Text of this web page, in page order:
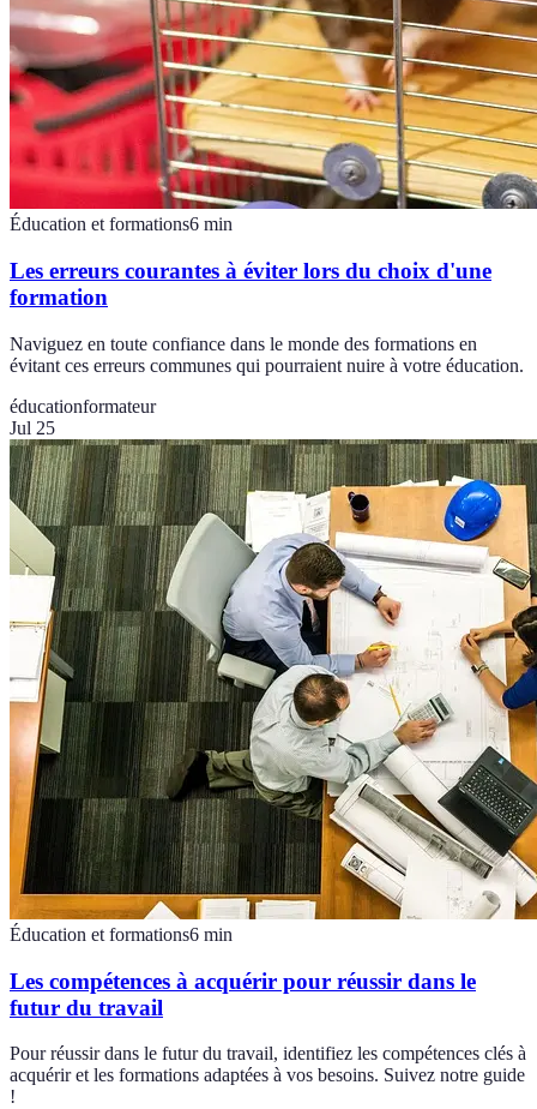
Éducation et formations6 min
Les erreurs courantes à éviter lors du choix d'une
formation
Naviguez en toute confiance dans le monde des formations en
évitant ces erreurs communes qui pourraient nuire à votre éducation.
éducationformateur
Jul 25
Éducation et formations6 min
Les compétences à acquérir pour réussir dans le
futur du travail
Pour réussir dans le futur du travail, identifiez les compétences clés à
acquérir et les formations adaptées à vos besoins. Suivez notre guide
!